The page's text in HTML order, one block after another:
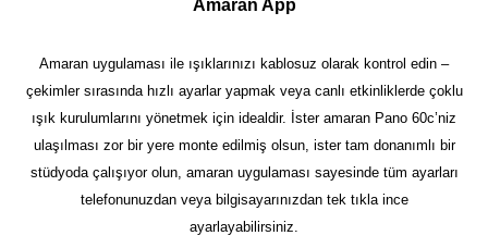
Amaran App
Amaran uygulaması ile ışıklarınızı kablosuz olarak kontrol edin –
çekimler sırasında hızlı ayarlar yapmak veya canlı etkinliklerde çoklu
ışık kurulumlarını yönetmek için idealdir. İster amaran Pano 60c’niz
ulaşılması zor bir yere monte edilmiş olsun, ister tam donanımlı bir
stüdyoda çalışıyor olun, amaran uygulaması sayesinde tüm ayarları
telefonunuzdan veya bilgisayarınızdan tek tıkla ince
ayarlayabilirsiniz.